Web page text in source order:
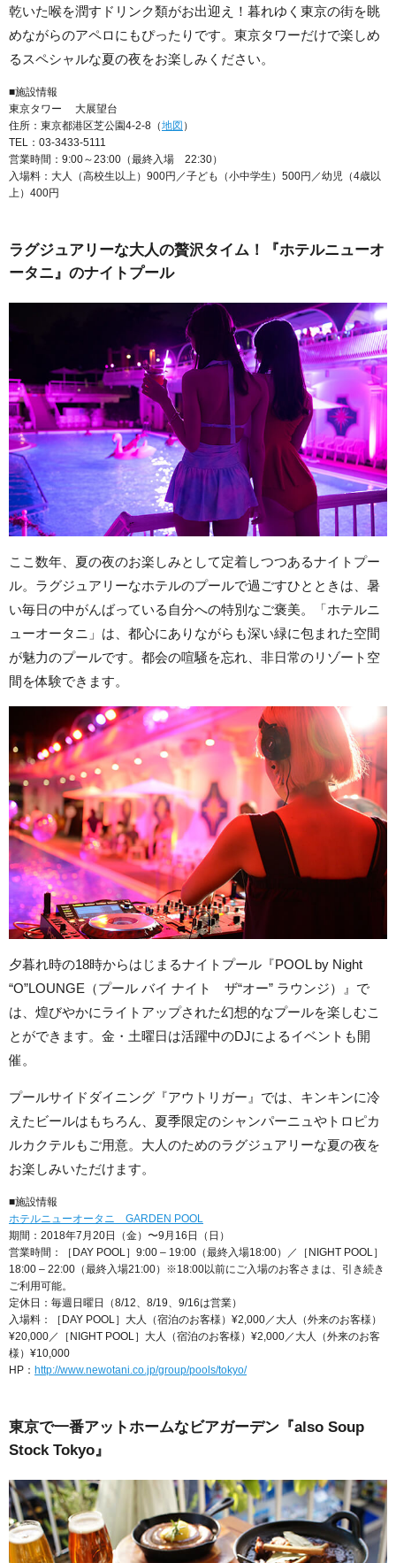
乾いた喉を潤すドリンク類がお出迎え！暮れゆく東京の街を眺
めながらのアペロにもぴったりです。東京タワーだけで楽しめ
るスペシャルな夏の夜をお楽しみください。
■施設情報
東京タワー 大展望台
住所：東京都港区芝公園4-2-8（地図 ）
TEL：03-3433-5111
営業時間：9:00～23:00（最終入場 22:30）
入場料：大人（高校生以上）900円／子ども（小中学生）500円／幼児（4歳以
上）400円
ラグジュアリーな大人の贅沢タイム！『ホテルニューオ
ータニ』のナイトプール
ここ数年、夏の夜のお楽しみとして定着しつつあるナイトプー
ル。ラグジュアリーなホテルのプールで過ごすひとときは、暑
い毎日の中がんばっている自分への特別なご褒美。「ホテルニ
ューオータニ」は、都心にありながらも深い緑に包まれた空間
が魅力のプールです。都会の喧騒を忘れ、非日常のリゾート空
間を体験できます。
夕暮れ時の18時からはじまるナイトプール『POOL by Night
“O”LOUNGE（プール バイ ナイト ザ“オー” ラウンジ）』で
は、煌びやかにライトアップされた幻想的なプールを楽しむこ
とができます。金・土曜日は活躍中のDJによるイベントも開
催。
プールサイドダイニング『アウトリガー』では、キンキンに冷
えたビールはもちろん、夏季限定のシャンパーニュやトロピカ
ルカクテルもご用意。大人のためのラグジュアリーな夏の夜を
お楽しみいただけます。
■施設情報
ホテルニューオータニ GARDEN POOL
期間：2018年7月20日（金）〜9月16日（日）
営業時間：［DAY POOL］9:00 – 19:00（最終入場18:00）／［NIGHT POOL］
18:00 – 22:00（最終入場21:00）※18:00以前にご入場のお客さまは、引き続き
ご利用可能。
定休日：毎週日曜日（8/12、8/19、9/16は営業）
入場料：［DAY POOL］大人（宿泊のお客様）¥2,000／大人（外来のお客様）
¥20,000／［NIGHT POOL］大人（宿泊のお客様）¥2,000／大人（外来のお客
様）¥10,000
HP： http://www.newotani.co.jp/group/pools/tokyo/
東京で一番アットホームなビアガーデン『also Soup
Stock Tokyo』